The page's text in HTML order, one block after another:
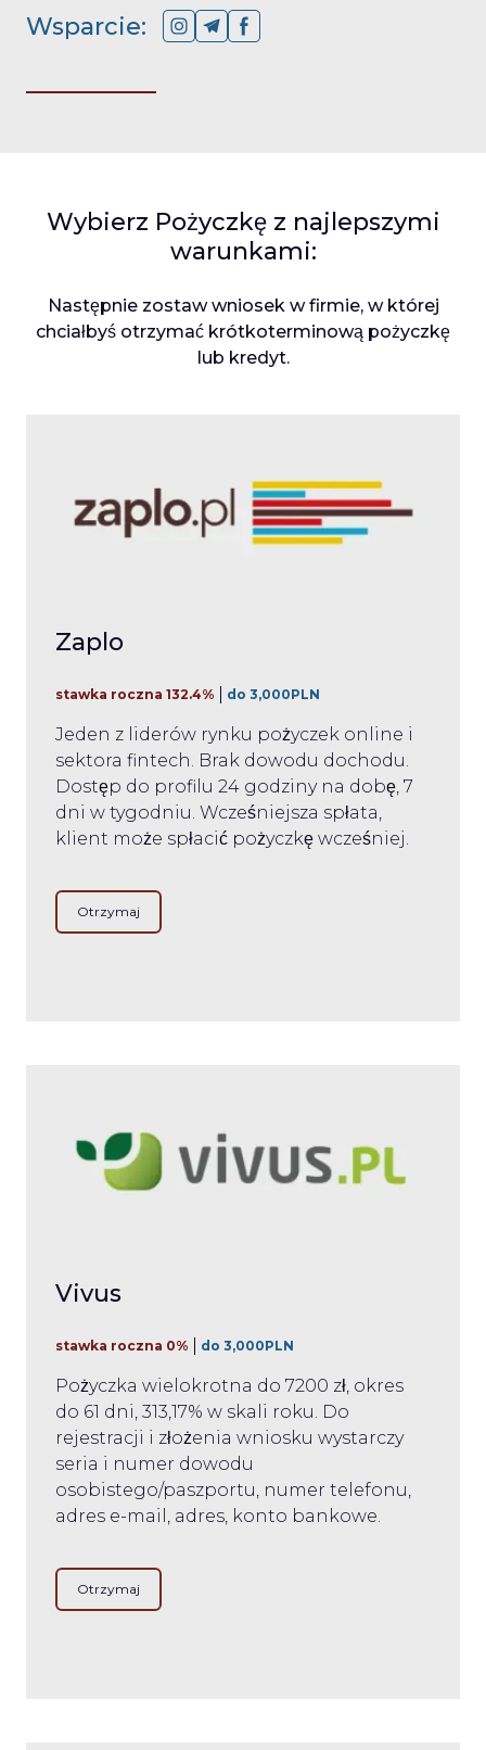
Wsparcie:
Wybierz Pożyczkę z najlepszymi
warunkami:
Następnie zostaw wniosek w firmie, w której
chciałbyś otrzymać krótkoterminową pożyczkę
lub kredyt.
Zaplo
stawka roczna 132.4% do 3,000PLN
Jeden z liderów rynku pożyczek online i
sektora fintech. Brak dowodu dochodu.
Dostęp do profilu 24 godziny na dobę, 7
dni w tygodniu. Wcześniejsza spłata,
klient może spłacić pożyczkę wcześniej.
Otrzymaj
Vivus
stawka roczna 0% do 3,000PLN
Pożyczka wielokrotna do 7200 zł, okres
do 61 dni, 313,17% w skali roku. Do
rejestracji i złożenia wniosku wystarczy
seria i numer dowodu
osobistego/paszportu, numer telefonu,
adres e-mail, adres, konto bankowe.
Otrzymaj